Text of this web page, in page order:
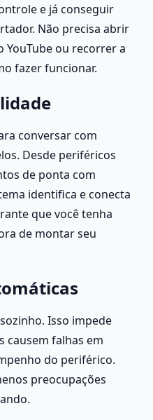
e já conseguir
Não precisa abrir
ou recorrer a
fazer funcionar.
conversar com
Desde periféricos
de ponta com
identifica e conecta
que você tenha
de montar seu
Isso impede
causem falhas em
do periférico.
preocupações